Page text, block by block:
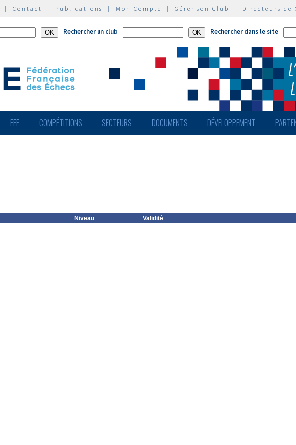
| Contact | Publications | Mon Compte | Gérer son Club | Directeurs de
Rechercher un club Rechercher dans le site
FFE COMPÉTITIONS SECTEURS DOCUMENTS DÉVELOPPEMENT
Niveau Validité